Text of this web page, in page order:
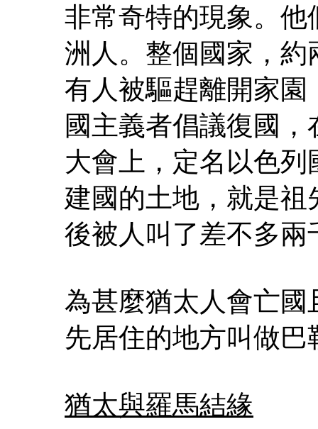
非常奇特的現象。
洲人。整個國家，
有人被驅趕離開家
國主義者倡議復國，
大會上，定名以色
建國的土地，就是
後被人叫了差不多
為甚麼猶太人會亡
先居住的地方叫做
猶太與羅馬結緣